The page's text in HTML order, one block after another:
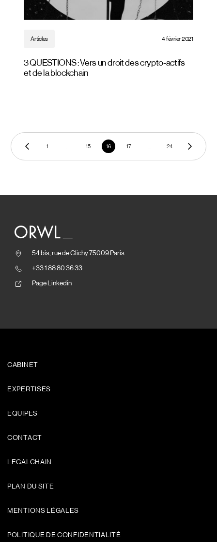
Articles 4 février 2021
3 QUESTIONS : Vers un droit des crypto-actifs
et de la blockchain
1 15 16 17 24
54 bis, rue de Clichy 75009 Paris
+33 1 88 80 36 33
Page Linkedin
CABINET
EXPERTISES
EQUIPES
CONTACT
LEGALCHAIN
PLAN DU SITE
MENTIONS LÉGALES
POLITIQUE DE CONFIDENTIALITÉ